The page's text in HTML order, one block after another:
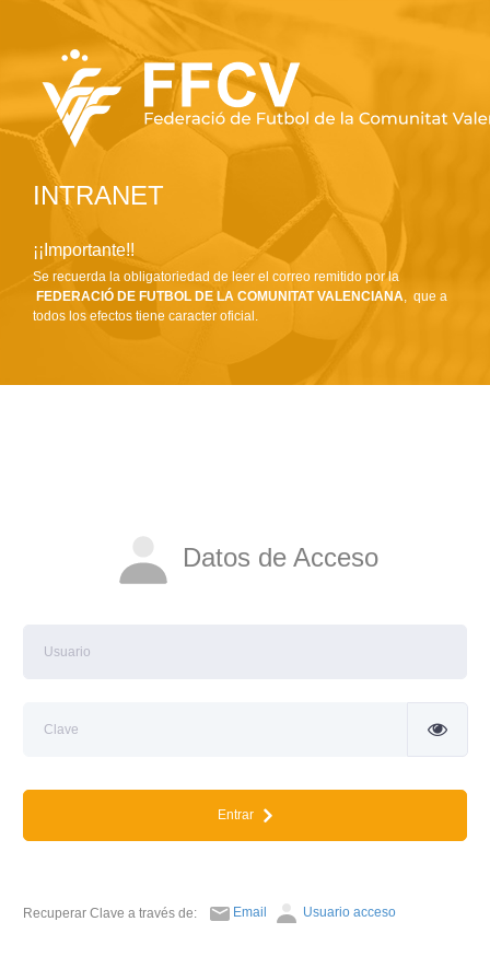
INTRANET
¡¡Importante!!
Se recuerda la obligatoriedad de leer el correo remitido por la
FEDERACIÓ DE FUTBOL DE LA COMUNITAT VALENCIANA, que a
todos los efectos tiene caracter oficial.
Datos de Acceso
Entrar
Recuperar Clave a través de: Email Usuario acceso